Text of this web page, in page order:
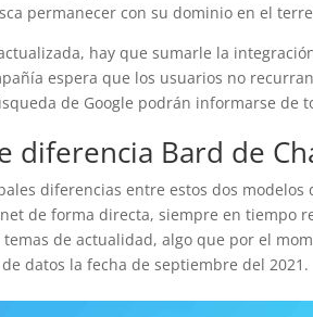
permanecer con su dominio en el
hay que sumarle la
espera que los usuarios no
de Google podrán informarse de
diferencia Bard de
diferencias entre estos dos
de forma directa, siempre en tiempo
de actualidad, algo que por el
datos la fecha de septiembre del 2021.